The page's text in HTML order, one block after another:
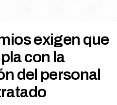
exigen que
con la
del personal